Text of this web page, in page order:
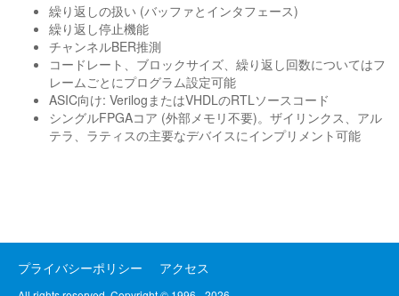
繰り返しの扱い (バッファとインタフェース)
繰り返し停止機能
チャンネルBER推測
コードレート、ブロックサイズ、繰り返し回数についてはフ
レームごとにプログラム設定可能
ASIC向け: VerilogまたはVHDLのRTLソースコード
シングルFPGAコア (外部メモリ不要)。ザイリンクス、アル
テラ、ラティスの主要なデバイスにインプリメント可能
プライバシーポリシー アクセス